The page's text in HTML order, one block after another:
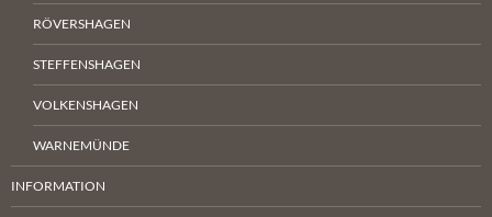
RÖVERSHAGEN
STEFFENSHAGEN
VOLKENSHAGEN
WARNEMÜNDE
INFORMATION